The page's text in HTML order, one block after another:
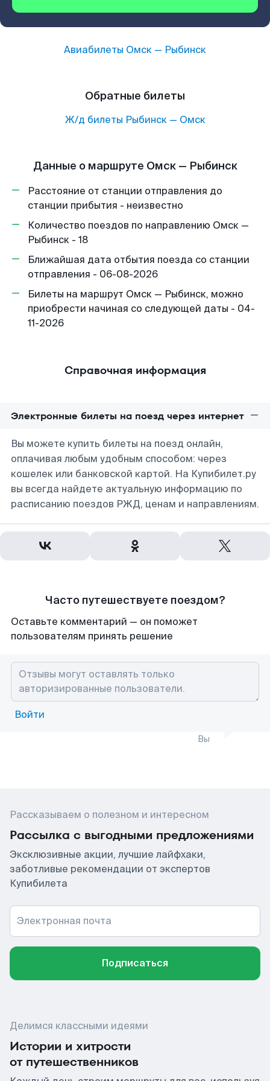
Авиабилеты Омск — Рыбинск
Обратные билеты
Ж/д билеты Рыбинск— Омск
Данные о маршруте Омск — Рыбинск
Расстояние от станции отправления до
станции прибытия - неизвестно
Количество поездов по направлению Омск —
Рыбинск - 18
Ближайшая дата отбытия поезда со станции
отправления - 06-08-2026
Билеты на маршрут Омск — Рыбинск, можно
приобрести начиная со следующей даты - 04-
11-2026
Справочная информация
Электронные билеты на поезд через интернет
Вы можете купить билеты на поезд онлайн,
оплачивая любым удобным способом: через
кошелек или банковской картой. На Купибилет.ру
вы всегда найдете актуальную информацию по
расписанию поездов РЖД, ценам и направлениям.
Часто путешествуете поездом?
Оставьте комментарий — он поможет
пользователям принять решение
Войти
Вы
Рассказываем о полезном и интересном
Рассылка с выгодными предложениями
Эксклюзивные акции, лучшие лайфхаки,
заботливые рекомендации от экспертов
Купибилета
Электронная почта
Подписаться
Делимся классными идеями
Истории и хитрости
от путешественников